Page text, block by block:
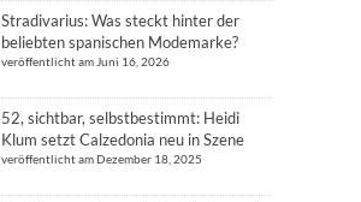
Stradivarius: Was steckt hinter der
beliebten spanischen Modemarke?
veröffentlicht am Juni 16, 2026
52, sichtbar, selbstbestimmt: Heidi
Klum setzt Calzedonia neu in Szene
veröffentlicht am Dezember 18, 2025